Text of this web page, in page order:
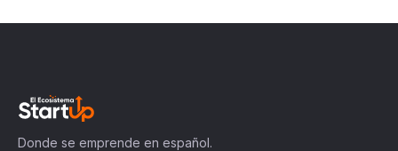
Donde se emprende en español.